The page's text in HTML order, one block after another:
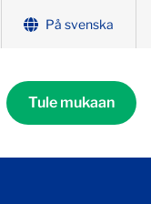
På svenska
Tule mukaan